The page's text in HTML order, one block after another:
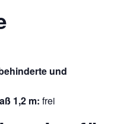
und
1,2 m: frei